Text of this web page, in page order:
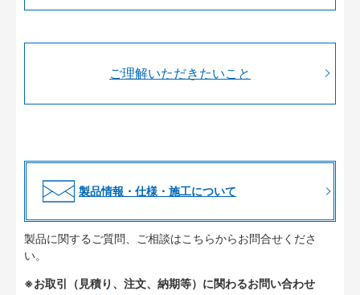
ご理解いただきたいこと
製品情報・仕様・施工について
製品に関するご質問、ご相談はこちらからお問合せくださ
い。
※お取引（見積り、注文、納期等）に関わるお問い合わせ